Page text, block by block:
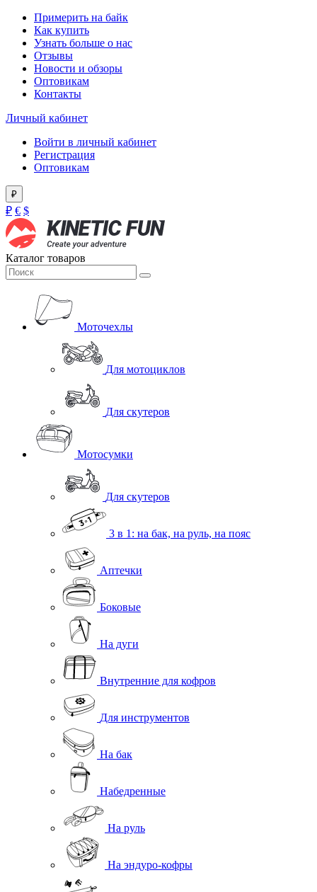
Примерить на байк
Как купить
Узнать больше о нас
Отзывы
Новости и обзоры
Оптовикам
Контакты
Личный кабинет
Войти в личный кабинет
Регистрация
Оптовикам
₽
₽ € $
Каталог товаров
Моточехлы
Для мотоциклов
Для скутеров
Мотосумки
Для скутеров
3 в 1: на бак, на руль, на пояс
Аптечки
Боковые
На дуги
Внутренние для кофров
Для инструментов
На бак
Набедренные
На руль
На эндуро-кофры